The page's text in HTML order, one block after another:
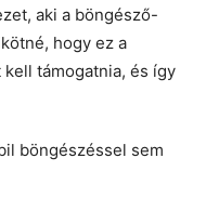
aki a böngésző-
hogy ez a
támogatnia, és így
böngészéssel sem